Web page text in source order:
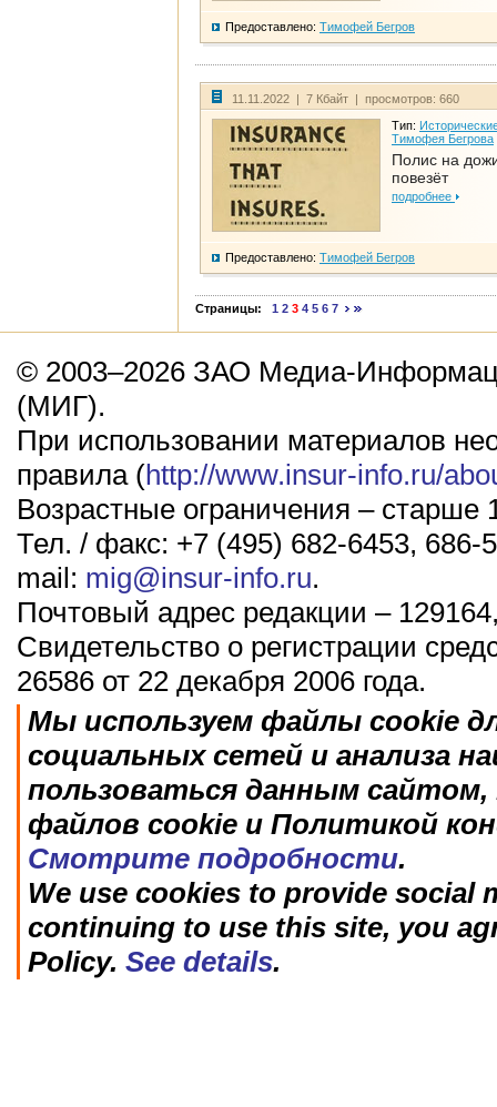
Предоставлено: Тимофей Бегров
11.11.2022 | 7 Кбайт | просмотров: 660
Тип:
Тимофея Бегрова
Полис на
повезёт
подробнее
Предоставлено: Тимофей Бегров
Страницы: 1 2 3 4 5 6 7
© 2003–2026 ЗАО Медиа-
(МИГ).
При использовании материалов
правила (http://www.insur-info.ru/
Возрастные ограничения – старше
Тел. / факс: +7 (495) 682-6453, 686-
mail: mig@insur-info.ru.
Почтовый адрес редакции –
Свидетельство о регистрации
26586 от 22 декабря 2006 года.
Мы используем файлы cookie
социальных сетей и анализа
пользоваться данным
файлов cookie и Политикой
Смотрите подробности.
We use cookies to provide social
continuing to use this site, you
Policy. See details.